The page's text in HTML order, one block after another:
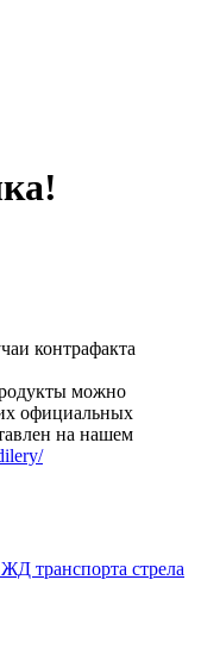
контрафакта
можно
официальных
на нашем
транспорта стрела